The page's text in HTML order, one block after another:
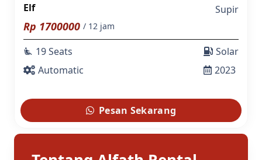
Elf Supir
Rp 1700000 / 12 jam
airline_seat_recline_extra 19 Seats
Automatic
Solar
2023
Pesan Sekarang